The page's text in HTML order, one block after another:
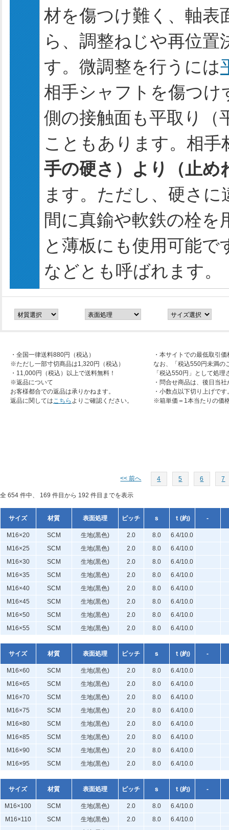
材を傷つけ難く、軸表
ら、調整ねじや再位
す。微調整を行うには
相手シャフトを傷つけ
側の接触面も平取り（
こともあります。相
手の硬さ）より（止め
ます。ただし、硬さ
間に真鍮や軟鉄の栓
と薄板にも使用可能
などとも呼ばれます。
・全国一律送料880円（税込）
※ただし一部寸切商品は1,320円（税込）
・11,000円（税込）以上で送料無料！
※返品について
お客様都合での返品は承りかねます。
返品に関してはこちら よりご確認ください。
・本サイトでの最低取引
なお、「税込550円未満の
「税込550円」として処
・問合せ商品は、後日当
・小数点以下切り上げです
※箱単価＝1本当たりの価
<< 前へ 4 5 6 7
全 654 件中、 169 件目から 192 件目までを表示
サイズ 材質 表面処理 ピッチ ｓ ｔ(約) -
M16×20 SCM 生地(黒色) 2.0 8.0
6.4/10.0
M16×25
SCM 生地(黒色) 2.0 8.0
6.4/10.0
M16×30
SCM 生地(黒色) 2.0 8.0
6.4/10.0
M16×35
SCM 生地(黒色) 2.0 8.0
6.4/10.0
M16×40
SCM 生地(黒色) 2.0 8.0
6.4/10.0
M16×45
SCM 生地(黒色) 2.0 8.0
6.4/10.0
M16×50
SCM 生地(黒色) 2.0 8.0
6.4/10.0
M16×55
SCM 生地(黒色) 2.0 8.0 6.4/10.0
サイズ 材質 表面処理 ピッチ ｓ ｔ(約) -
M16×60 SCM 生地(黒色) 2.0 8.0
6.4/10.0
M16×65
SCM 生地(黒色) 2.0 8.0
6.4/10.0
M16×70
SCM 生地(黒色) 2.0 8.0
6.4/10.0
M16×75
SCM 生地(黒色) 2.0 8.0
6.4/10.0
M16×80
SCM 生地(黒色) 2.0 8.0
6.4/10.0
M16×85
SCM 生地(黒色) 2.0 8.0
6.4/10.0
M16×90
SCM 生地(黒色) 2.0 8.0
6.4/10.0
M16×95
SCM 生地(黒色) 2.0 8.0 6.4/10.0
サイズ 材質 表面処理 ピッチ ｓ ｔ(約) -
M16×100 SCM 生地(黒色) 2.0 8.0
6.4/10.0
M16×110
SCM 生地(黒色) 2.0 8.0
6.4/10.0